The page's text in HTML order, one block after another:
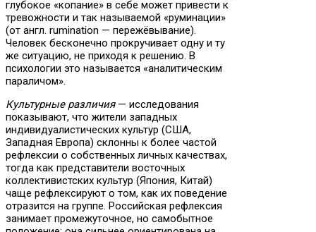
глубокое «копание» в себе может привести к
тревожности и так называемой «руминации»
(от англ. rumination — пережёвывание).
Человек бесконечно прокручивает одну и ту
же ситуацию, не приходя к решению. В
психологии это называется «аналитическим
параличом».
Культурные различия— исследования
показывают, что жители западных
индивидуалистических культур (США,
Западная Европа) склонны к более частой
рефлексии о собственных личных качествах,
тогда как представители восточных
коллективистских культур (Япония, Китай)
чаще рефлексируют о том, как их поведение
отразится на группе. Российская рефлексия
занимает промежуточное, но самобытное